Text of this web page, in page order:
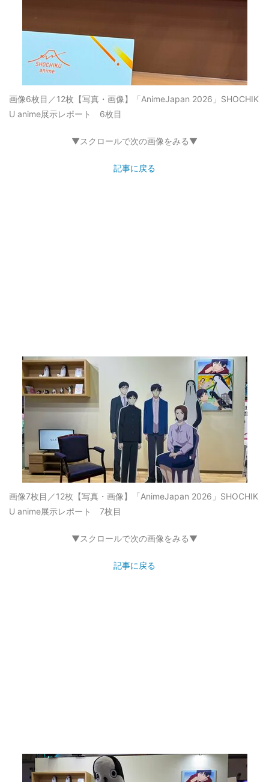
画像6枚目／12枚 【写真・画像】「AnimeJapan 2026」SHOCHIK
U anime展示レポート 6枚目
▼スクロールで次の画像をみる▼
記事に戻る
画像7枚目／12枚 【写真・画像】「AnimeJapan 2026」SHOCHIK
U anime展示レポート 7枚目
▼スクロールで次の画像をみる▼
記事に戻る